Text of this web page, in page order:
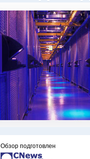
Обзор подготовлен